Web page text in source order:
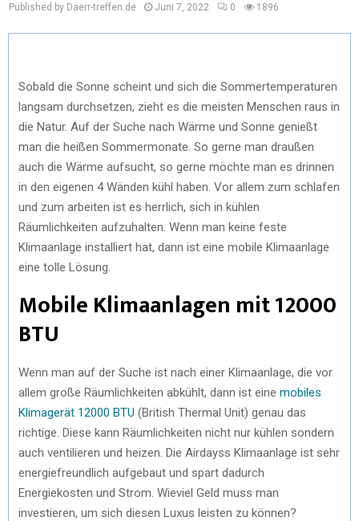
Published by Daerr-treffen.de Juni 7, 2022 0 1896
Sobald die Sonne scheint und sich die Sommertemperaturen
langsam durchsetzen, zieht es die meisten Menschen raus in
die Natur. Auf der Suche nach Wärme und Sonne genießt
man die heißen Sommermonate. So gerne man draußen
auch die Wärme aufsucht, so gerne möchte man es drinnen
in den eigenen 4 Wänden kühl haben. Vor allem zum schlafen
und zum arbeiten ist es herrlich, sich in kühlen
Räumlichkeiten aufzuhalten. Wenn man keine feste
Klimaanlage installiert hat, dann ist eine mobile Klimaanlage
eine tolle Lösung.
Mobile Klimaanlagen mit 12000
BTU
Wenn man auf der Suche ist nach einer Klimaanlage, die vor
allem große Räumlichkeiten abkühlt, dann ist eine mobiles
Klimagerät 12000 BTU (British Thermal Unit) genau das
richtige. Diese kann Räumlichkeiten nicht nur kühlen sondern
auch ventilieren und heizen. Die Airdayss Klimaanlage ist sehr
energiefreundlich aufgebaut und spart dadurch
Energiekosten und Strom. Wieviel Geld muss man
investieren, um sich diesen Luxus leisten zu können?